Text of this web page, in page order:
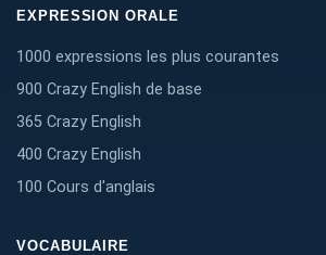
EXPRESSION ORALE
1000 expressions les plus courantes
900 Crazy English de base
365 Crazy English
400 Crazy English
100 Cours d'anglais
VOCABULAIRE